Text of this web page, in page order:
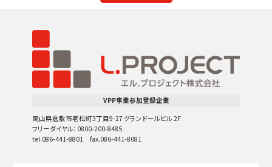
VPP事業参加登録企業
岡山県倉敷市老松町3丁目9-27 グランドールビル 2F
フリーダイヤル：0800-200-8485
tel.086-441-8801 fax.086-441-8081